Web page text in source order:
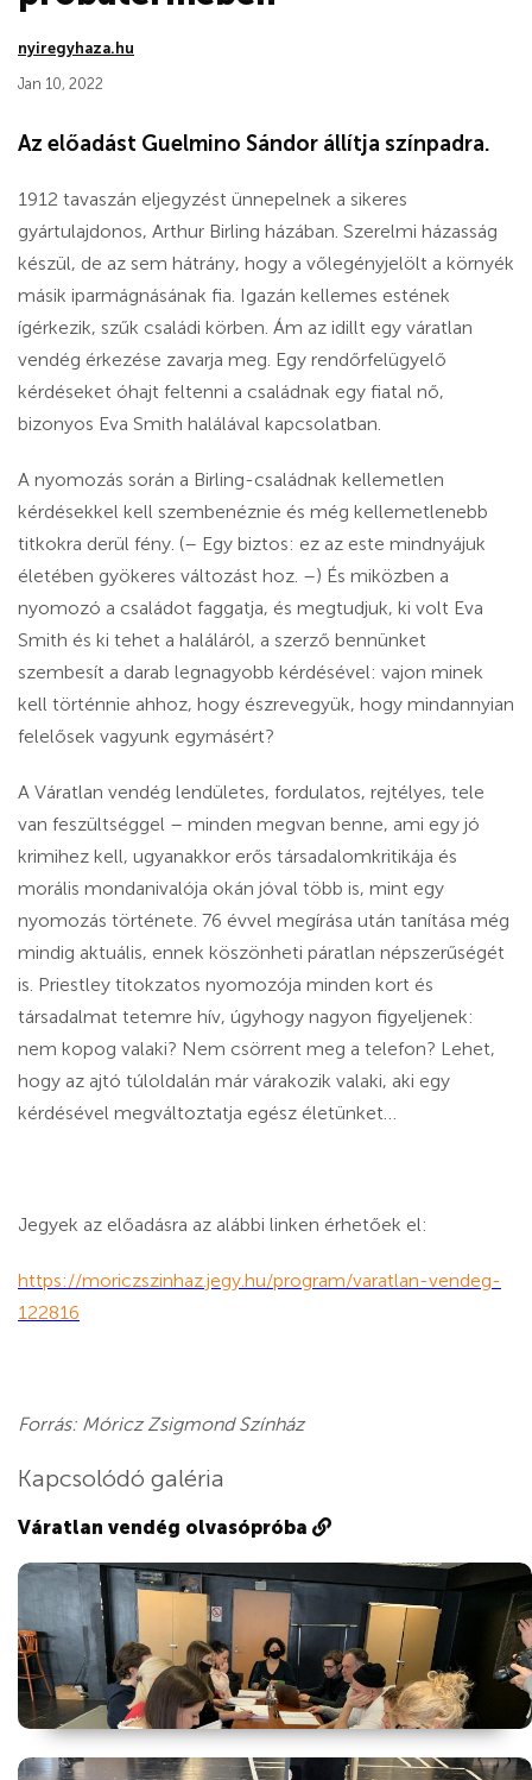
nyiregyhaza.hu
Jan 10, 2022
Az előadást Guelmino Sándor állítja színpadra.
1912 tavaszán eljegyzést ünnepelnek a sikeres
gyártulajdonos, Arthur Birling házában. Szerelmi házasság
készül, de az sem hátrány, hogy a vőlegényjelölt a környék
másik iparmágnásának fia. Igazán kellemes estének
ígérkezik, szűk családi körben. Ám az idillt egy váratlan
vendég érkezése zavarja meg. Egy rendőrfelügyelő
kérdéseket óhajt feltenni a családnak egy fiatal nő,
bizonyos Eva Smith halálával kapcsolatban.
A nyomozás során a Birling-családnak kellemetlen
kérdésekkel kell szembenéznie és még kellemetlenebb
titkokra derül fény. (– Egy biztos: ez az este mindnyájuk
életében gyökeres változást hoz. –) És miközben a
nyomozó a családot faggatja, és megtudjuk, ki volt Eva
Smith és ki tehet a haláláról, a szerző bennünket
szembesít a darab legnagyobb kérdésével: vajon minek
kell történnie ahhoz, hogy észrevegyük, hogy mindannyian
felelősek vagyunk egymásért?
A Váratlan vendég lendületes, fordulatos, rejtélyes, tele
van feszültséggel – minden megvan benne, ami egy jó
krimihez kell, ugyanakkor erős társadalomkritikája és
morális mondanivalója okán jóval több is, mint egy
nyomozás története. 76 évvel megírása után tanítása még
mindig aktuális, ennek köszönheti páratlan népszerűségét
is. Priestley titokzatos nyomozója minden kort és
társadalmat tetemre hív, úgyhogy nagyon figyeljenek:
nem kopog valaki? Nem csörrent meg a telefon? Lehet,
hogy az ajtó túloldalán már várakozik valaki, aki egy
kérdésével megváltoztatja egész életünket…
Jegyek az előadásra az alábbi linken érhetőek el:
https://moriczszinhaz.jegy.hu/program/varatlan-vendeg-
122816
Forrás: Móricz Zsigmond Színház
Kapcsolódó galéria
Váratlan vendég olvasópróba